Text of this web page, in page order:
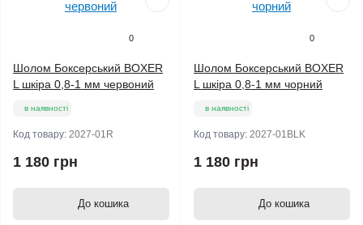
0
Шолом Боксерський BOXER
L шкіра 0,8-1 мм червоний
в наявності
Код товару: 2027-01R
1 180 грн
До кошика
0
Шолом Боксерський BOXER
L шкіра 0,8-1 мм чорний
в наявності
Код товару: 2027-01BLK
1 180 грн
До кошика